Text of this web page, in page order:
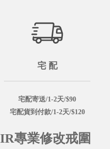
宅 配
宅配寄送/1-2天/$90
宅配貨到付款/1-2天/$120
IR專業修改戒圍